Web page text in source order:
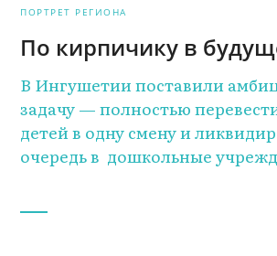
ПОРТРЕТ РЕГИОНА
По кирпичику в
В Ингушетии поставили
задачу — полностью
детей в одну смену и
очередь в дошкольные